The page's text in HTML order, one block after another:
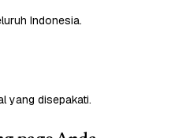
Indonesia.
yang disepakati.